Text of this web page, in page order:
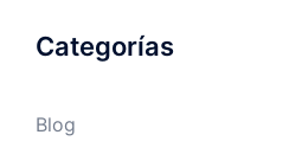
Categorías
Blog